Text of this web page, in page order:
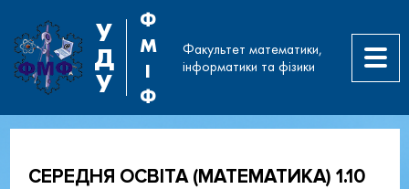
У
Д
У
Ф
М
І
Ф
Факультет математики,
інформатики та фізики
СЕРЕДНЯ ОСВІТА (МАТЕМАТИКА) 1.10